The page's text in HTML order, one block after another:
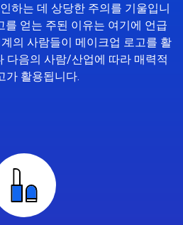
하는 데 상당한 주의를 기울입니
를 얻는 주된 이유는 여기에 언급
의 사람들이 메이크업 로고를 활
다음의 사람/산업에 따라 매력적
가 활용됩니다.